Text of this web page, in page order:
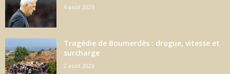
4 août 2026
Tragédie de Boumerdès : drogue, vitesse et
surcharge
2 août 2026